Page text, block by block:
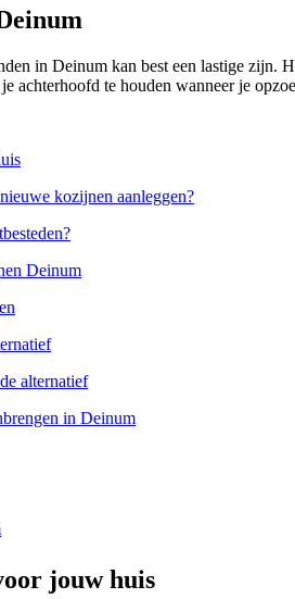
in Deinum kan best een lastige zijn.
achterhoofd te houden wanneer je
kozijnen aanleggen?
Deinum
alternatief
in Deinum
jouw huis